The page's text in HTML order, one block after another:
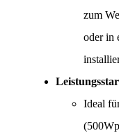
zum
oder in
Ideal